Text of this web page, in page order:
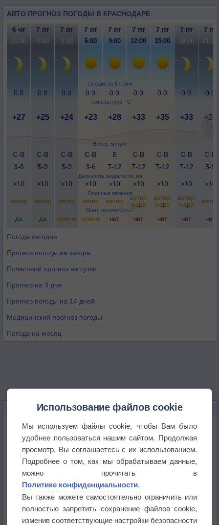
АВТО ПРОГНОЗ ПОГОДЫ В КРАСНОДАРЕ
Осадки за 6 ч, мм
Температура, °C
Ветер, метр/с
Дальность видимости, км
Опасные явления
Мыть автомобиль?
6 чт 7 пт 7 пт 7 пт 7 пт 7 пт 7 пт 7 пт 7 пт
21:00 0:00 3:00 6:00 9:00 12:00 15:00 18:00 21:00
0.0 0.0 0.0 0.0 0.0 0.0 0.0 0.0 0.0
+27 +25 +24 +23 +28 +33 +35 +33 +29
С-В
3-6
С-В
5-9
С-В
5-9
С-В
3-6
В
7-12
С-В
7-12
С-В
7-12
С-В
7-12
С-В
5-9
>10 >10 >10 >10 >10 >10 >10 >10 >10
ветер ветер ветер ветер ветер
ветер
жара
ветер
жара
ветер
жара
ветер
да да можно можно нет нет нет нет нет
Погода сегодня
Прогноз погоды на завтра
Почасовой прогноз на сутки
Прогноз на 3 дня
Прогноз погоды на 14 дней
Медицинский прогноз погоды
Погода на месяц
НОВОЕ О ПОГОДЕ
Космическая погода влияет на транспорт
Приложение построит маршрут через тень
Атмосфера начала замерзать
В Приморье обнаружены морские волны тепла
Использование файлов cookie
Мы используем файлы cookie, чтобы Вам было
удобнее пользоваться нашим сайтом. Продолжая
просмотр, Вы соглашаетесь с их использованием.
Подробнее о том, как мы обрабатываем данные,
можно прочитать в
Политике конфиденциальности.
Вы также можете самостоятельно ограничить или
полностью запретить сохранение файлов cookie,
изменив соответствующие настройки безопасности